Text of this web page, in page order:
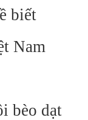
biết
Nam
bèo dạt